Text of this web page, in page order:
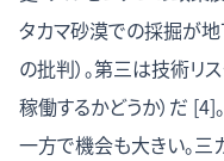
タカマ砂漠での採掘が
の批判）。第三は技術リ
稼働するかどうか）だ [4]。
一方で機会も大きい。三